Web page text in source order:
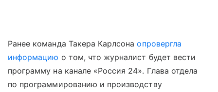
Ранее команда Такера Карлсонаопровергла
информацию о том, что журналист будет вести
программу на канале «Россия 24». Глава отдела
по программированию и производству